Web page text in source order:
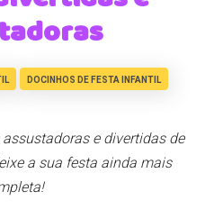
DOCINHOS DE FESTA INFANTIL
e divertidas de
a sua festa ainda mais